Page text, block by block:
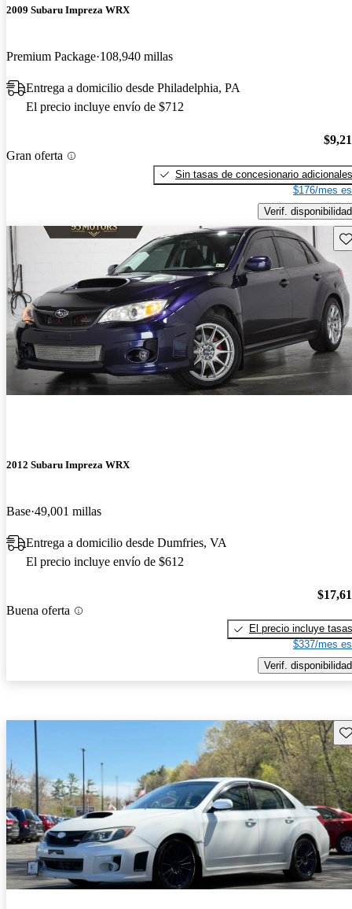
2009 Subaru Impreza WRX
Premium Package 108,940 millas
Entrega a domicilio desde Philadelphia, PA
El precio incluye envío de $712
Gran oferta
Sin tasas de concesionario adicionales
$176/mes
Verif. disponibilidad
2012 Subaru Impreza WRX
Base 49,001 millas
Entrega a domicilio desde Dumfries, VA
El precio incluye envío de $612
Buena oferta
El precio incluye tasas
$337/mes
Verif. disponibilidad